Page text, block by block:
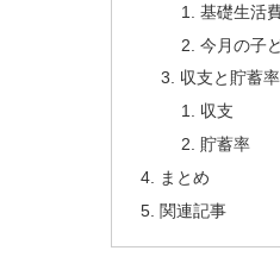
基礎生活
今月の子
収支と貯蓄率
収支
貯蓄率
まとめ
関連記事